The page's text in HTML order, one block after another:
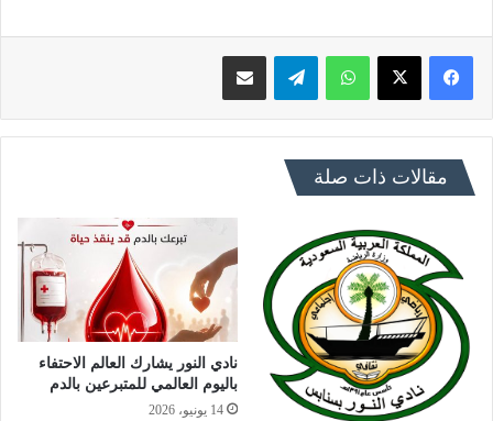
فيسبوك X واتساب تيلقرام
مقالات ذات صلة
نادي النور يشارك العالم الاحتفاء
باليوم العالمي للمتبرعين بالدم
14 يونيو، 2026